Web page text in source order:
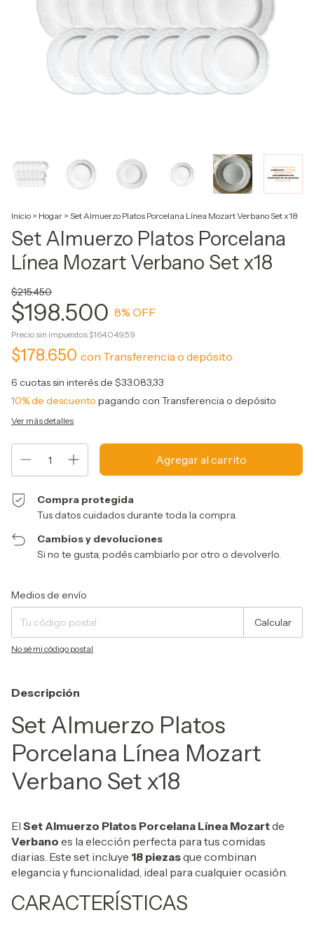
Inicio > Hogar > Set Almuerzo Platos Porcelana Línea Mozart Verbano Set x18
Set Almuerzo Platos Porcelana
Línea Mozart Verbano Set x18
$215.450
$198.500 8% OFF
Precio sin impuestos $164.049,59
$178.650 con Transferencia o depósito
6 cuotas sin interés de $33.083,33
10% de descuento pagando con Transferencia o depósito
Ver más detalles
Compra protegida
Tus datos cuidados durante toda la compra.
Cambios y devoluciones
Si no te gusta, podés cambiarlo por otro o devolverlo.
Entregas para el CP:
Medios de envío
Calcular
No sé mi código postal
Descripción
Set Almuerzo Platos
Porcelana Línea Mozart
Verbano Set x18
El Set Almuerzo Platos Porcelana Línea Mozartde
Verbano es la elección perfecta para tus comidas
diarias. Este set incluye 18 piezasque combinan
elegancia y funcionalidad, ideal para cualquier ocasión.
CARACTERÍSTICAS